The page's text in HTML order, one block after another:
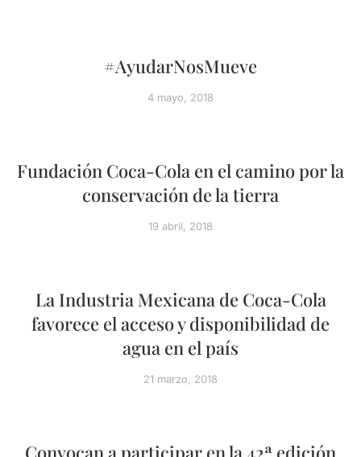
#AyudarNosMueve
4 mayo, 2018
Fundación Coca-Cola en el camino por la
conservación de la tierra
19 abril, 2018
La Industria Mexicana de Coca-Cola
favorece el acceso y disponibilidad de
agua en el país
21 marzo, 2018
Convocan a participar en la 42ª edición